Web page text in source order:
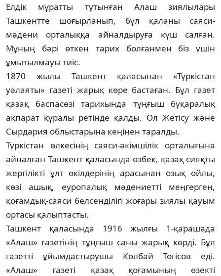
Елдік мұратты тұтынған Алаш зиялы­лары
Ташкентте шоғырланып, бұл қаланы саяси-
мәдени орталыққа айналдыруға күш салған.
Мұның бәрі өткен тарих болғанмен біз үшін
ұмытылмауы тиіс.
1870 жылы Ташкент қаласынан «Түркіс­тан
уәлаяты» газеті жарық көре бастаған. Бұл газет
қазақ баспасөзі тарихында тұңғыш бұқаралық
ақпарат құралы ретінде қалды. Ол Жетісу және
Сырдария облыстарына кеңінен таралды.
Түркістан өлкесінің саяси-әкімшілік орталығына
айналған Ташкент қаласында өзбек, қазақ сияқты
жергілікті ұлт өкілдері­нің арасынан озық ойлы,
көзі ашық, еуропа­лық мәдениетті меңгерген,
қоғамдық-саяси белсенділігі жоғары зиялы қауым
ортасы қалыптасты.
Ташкент қаласында 1916 жылғы 1-қара­шада
«Алаш» газетінің тұңғыш саны жарық көрді. Бұл
газетті ұйымдастырушы Көлбай Төгісов еді.
«Алаш» газеті қазақ қоғамының өзекті